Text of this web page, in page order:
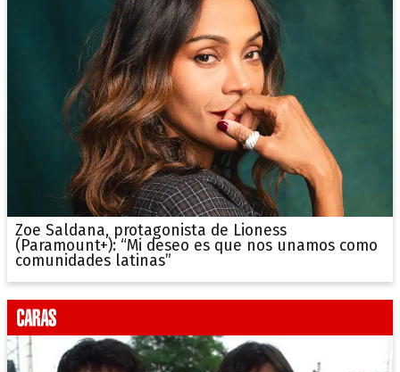
Zoe Saldana, protagonista de Lioness
(Paramount+): “Mi deseo es que nos unamos como
comunidades latinas”